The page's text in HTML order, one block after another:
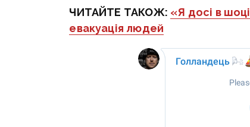
ЧИТАЙТЕ ТАКОЖ: «Я досі в
евакуація людей